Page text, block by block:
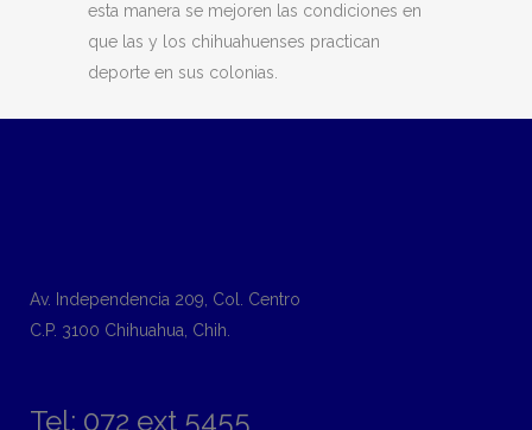
esta manera se mejoren las condiciones en
que las y los chihuahuenses practican
deporte en sus colonias.
Av. Independencia 209, Col. Centro
C.P. 3100 Chihuahua, Chih.
Tel: 072 ext 5455